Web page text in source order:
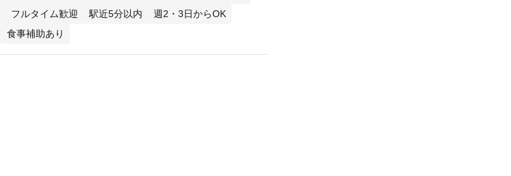
フルタイム歓迎 駅近5分以内
週2・3日からOK
食事補助あり